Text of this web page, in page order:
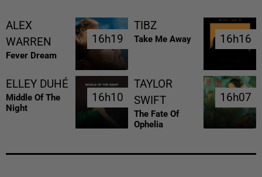
ALEX
WARREN
Fever Dream
16h19
16h19
TIBZ
Take Me Away 16h16
16h16
ELLEY DUHÉ
Middle Of The
Night
16h10
16h10
TAYLOR
SWIFT
The Fate Of
Ophelia
16h07
16h07